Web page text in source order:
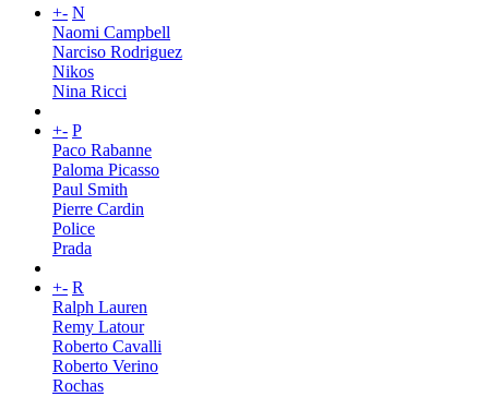
+- N
Naomi Campbell
Narciso Rodriguez
Nikos
Nina Ricci
+- P
Paco Rabanne
Paloma Picasso
Paul Smith
Pierre Cardin
Police
Prada
+- R
Ralph Lauren
Remy Latour
Roberto Cavalli
Roberto Verino
Rochas